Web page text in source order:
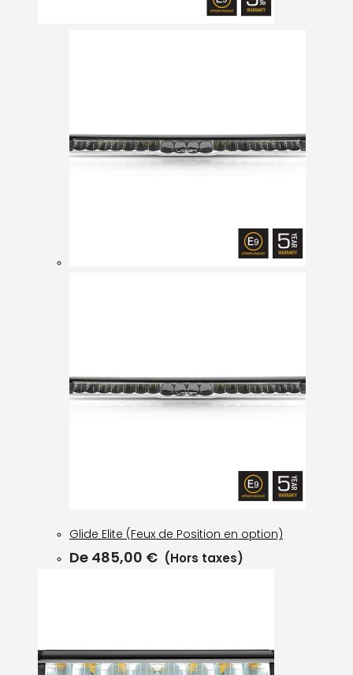
Glide Elite (Feux de Position en option)
De 485,00 € (Hors taxes)